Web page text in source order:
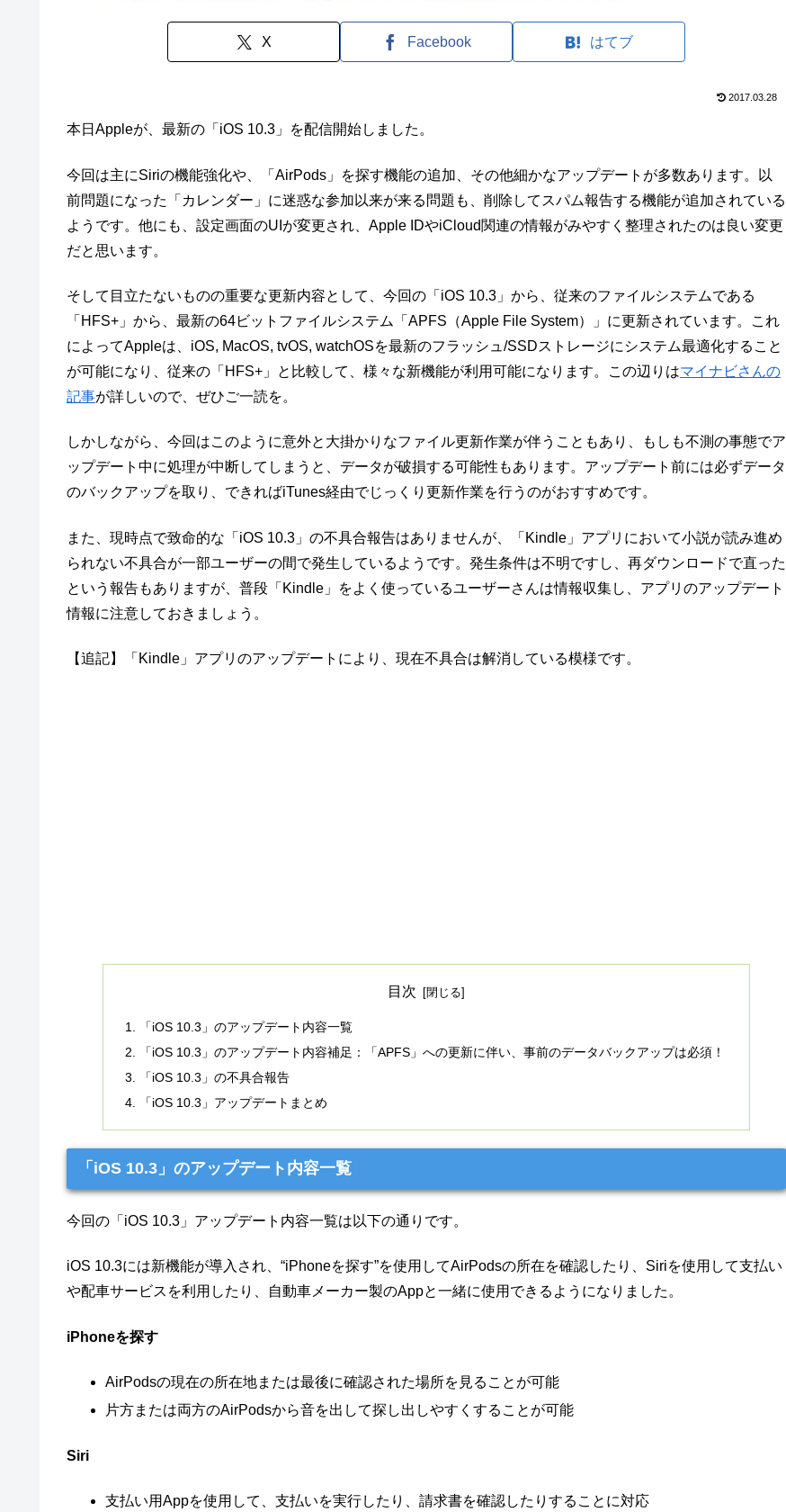
X Facebook はてブ
2017.03.28
本日Appleが、最新の「iOS 10.3」を配信開始しました。
今回は主にSiriの機能強化や、「AirPods」を探す機能の追加、その他細かなアップデートが多数あります。以
前問題になった「カレンダー」に迷惑な参加以来が来る問題も、削除してスパム報告する機能が追加されている
ようです。他にも、設定画面のUIが変更され、Apple IDやiCloud関連の情報がみやすく整理されたのは良い変更
だと思います。
そして目立たないものの重要な更新内容として、今回の「iOS 10.3」から、従来のファイルシステムである
「HFS+」から、最新の64ビットファイルシステム「APFS（Apple File System）」に更新されています。これ
によってAppleは、iOS, MacOS, tvOS, watchOSを最新のフラッシュ/SSDストレージにシステム最適化すること
が可能になり、従来の「HFS+」と比較して、様々な新機能が利用可能になります。この辺りはマイナビさんの
記事が詳しいので、ぜひご一読を。
しかしながら、今回はこのように意外と大掛かりなファイル更新作業が伴うこともあり、もしも不測の事態でア
ップデート中に処理が中断してしまうと、データが破損する可能性もあります。アップデート前には必ずデータ
のバックアップを取り、できればiTunes経由でじっくり更新作業を行うのがおすすめです。
また、現時点で致命的な「iOS 10.3」の不具合報告はありませんが、「Kindle」アプリにおいて小説が読み進め
られない不具合が一部ユーザーの間で発生しているようです。発生条件は不明ですし、再ダウンロードで直った
という報告もありますが、普段「Kindle」をよく使っているユーザーさんは情報収集し、アプリのアップデート
情報に注意しておきましょう。
【追記】「Kindle」アプリのアップデートにより、現在不具合は解消している模様です。
目次
「iOS 10.3」のアップデート内容一覧
「iOS 10.3」のアップデート内容補足：「APFS」への更新に伴い、事前のデータバックアップは必須！
「iOS 10.3」の不具合報告
「iOS 10.3」アップデートまとめ
「iOS 10.3」のアップデート内容一覧
今回の「iOS 10.3」アップデート内容一覧は以下の通りです。
iOS 10.3には新機能が導入され、“iPhoneを探す”を使用してAirPodsの所在を確認したり、Siriを使用して支払い
や配車サービスを利用したり、自動車メーカー製のAppと一緒に使用できるようになりました。
iPhoneを探す
AirPodsの現在の所在地または最後に確認された場所を見ることが可能
片方または両方のAirPodsから音を出して探し出しやすくすることが可能
Siri
支払い用Appを使用して、支払いを実行したり、請求書を確認したりすることに対応